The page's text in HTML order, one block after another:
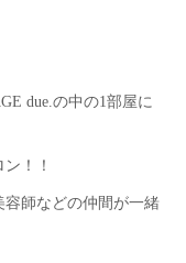
due.の中の1部屋に
！！​​​​​​
容師などの仲間が一緒